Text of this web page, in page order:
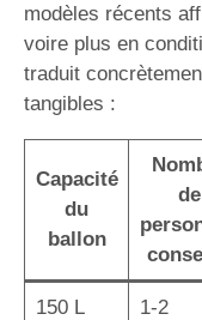
modèles récents
voire plus en
traduit
tangibles :
Capacité
du
ballon
de
150 L 1-2